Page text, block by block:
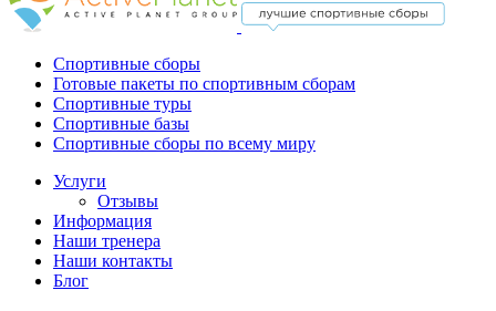
Спортивные сборы
Готовые пакеты по спортивным сборам
Спортивные туры
Спортивные базы
Спортивные сборы по всему миру
Услуги
Отзывы
Информация
Наши тренера
Наши контакты
Блог